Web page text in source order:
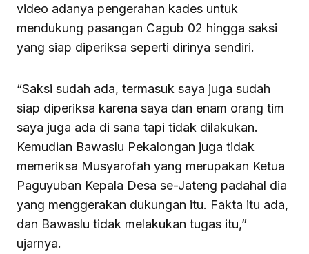
video adanya pengerahan kades untuk
mendukung pasangan Cagub 02 hingga saksi
yang siap diperiksa seperti dirinya sendiri.
“Saksi sudah ada, termasuk saya juga sudah
siap diperiksa karena saya dan enam orang tim
saya juga ada di sana tapi tidak dilakukan.
Kemudian Bawaslu Pekalongan juga tidak
memeriksa Musyarofah yang merupakan Ketua
Paguyuban Kepala Desa se-Jateng padahal dia
yang menggerakan dukungan itu. Fakta itu ada,
dan Bawaslu tidak melakukan tugas itu,”
ujarnya.